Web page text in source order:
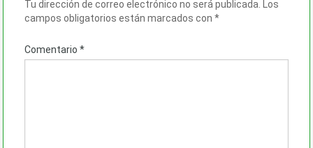
Tu dirección de correo electrónico no será publicada.
Los
campos obligatorios están marcados con *
Comentario *